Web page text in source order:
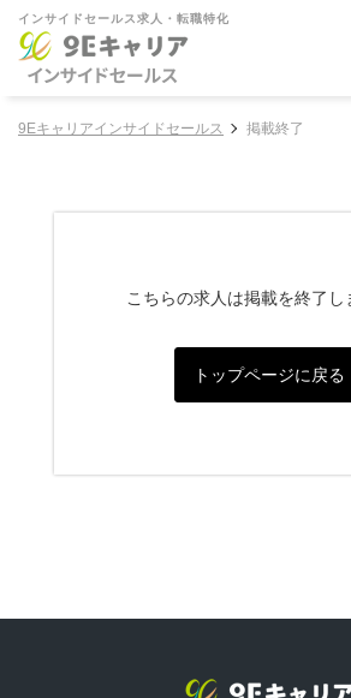
インサイドセールス求人・転職特化
9Eキャリアインサイドセールス 掲載終了
こちらの求人は掲載を終了し
トップページに戻る